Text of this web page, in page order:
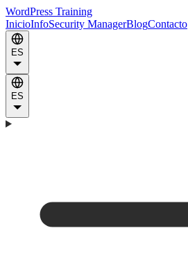
WordPress Training
InicioInfoSecurity ManagerBlogContacto
ES
ES